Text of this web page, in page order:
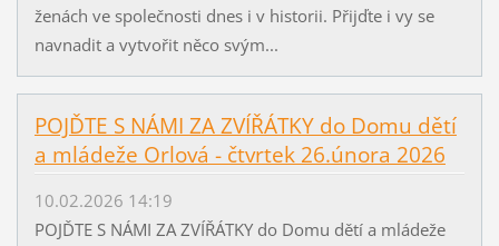
ženách ve společnosti dnes i v historii. Přijďte i vy se
navnadit a vytvořit něco svým...
POJĎTE S NÁMI ZA ZVÍŘÁTKY do Domu dětí
a mládeže Orlová - čtvrtek 26.února 2026
10.02.2026 14:19
POJĎTE S NÁMI ZA ZVÍŘÁTKY do Domu dětí a mládeže